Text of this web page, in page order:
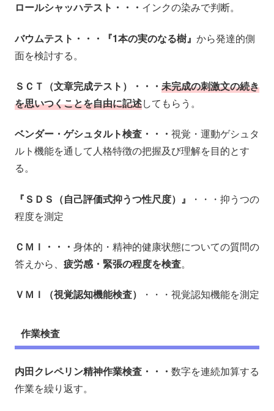
ロールシャッハテスト・・・ インクの染みで判断。
バウムテスト・・・『1本の実のなる樹』 から発達的側
面を検討する。
ＳＣＴ（文章完成テスト）・・・ 未完成の刺激文の続き
を思いつくことを自由に記述してもらう。
ベンダー・ゲシュタルト検査・・・ 視覚・運動ゲシュタ
ルト機能を通して人格特徴の把握及び理解を目的とす
る。
『ＳＤＳ（自己評価式抑うつ性尺度）』
・・・抑うつの
程度を測定
ＣＭＩ・・・ 身体的・精神的健康状態についての質問の
答えから、 疲労感・緊張の程度を検査。
ＶＭＩ（視覚認知機能検査） ・・・視覚認知機能を測定
作業検査
内田クレペリン精神作業検査・・・ 数字を連続加算する
作業を繰り返す。